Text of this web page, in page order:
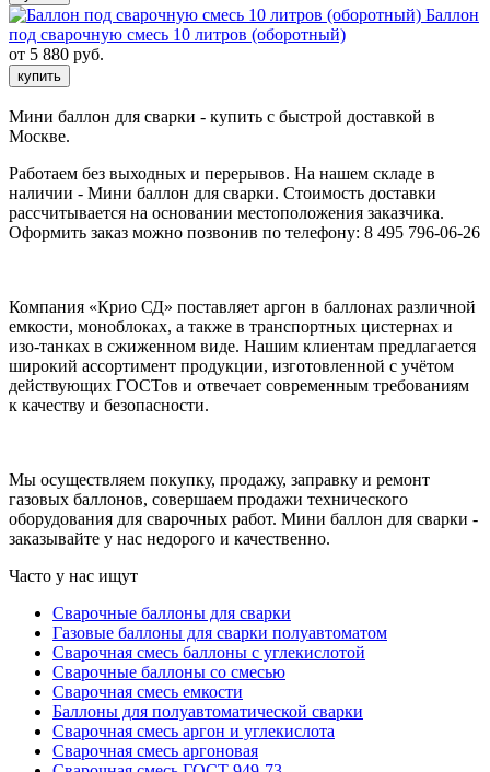
Баллон
под сварочную смесь 10 литров (оборотный)
от 5 880 руб.
купить
Мини баллон для сварки - купить с быстрой доставкой в
Москве.
Работаем без выходных и перерывов. На нашем складе в
наличии - Мини баллон для сварки. Стоимость доставки
рассчитывается на основании местоположения заказчика.
Оформить заказ можно позвонив по телефону: 8 495 796-06-26
Компания «Крио СД» поставляет аргон в баллонах различной
емкости, моноблоках, а также в транспортных цистернах и
изо-танках в сжиженном виде. Нашим клиентам предлагается
широкий ассортимент продукции, изготовленной с учётом
действующих ГОСТов и отвечает современным требованиям
к качеству и безопасности.
Мы осуществляем покупку, продажу, заправку и ремонт
газовых баллонов, совершаем продажи технического
оборудования для сварочных работ. Мини баллон для сварки -
заказывайте у нас недорого и качественно.
Часто у нас ищут
Сварочные баллоны для сварки
Газовые баллоны для сварки полуавтоматом
Сварочная смесь баллоны с углекислотой
Сварочные баллоны со смесью
Сварочная смесь емкости
Баллоны для полуавтоматической сварки
Сварочная смесь аргон и углекислота
Сварочная смесь аргоновая